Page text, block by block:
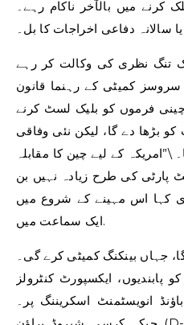
کرنے میں بالآخر ناکام رہے۔
سالانہ دفاعی اخراجات کا بل۔
تنگ نظری کی وکالت کر رہے
کمیٹی کے رہنما قانون
فرموں کو بلیک لسٹ کرنے
بڑھا دے گا، لیکن نئی وفاقی
\”امریکہ کے لیے چین کا مقابلہ
پارٹی کی طرح زیادہ نہیں بن
کہا اس مہینے کے شروع میں
ایک سماعت میں.
جہاں بینکنگ کمیٹی کرے گی۔
پابندیوں، ایکسپورٹ کنٹرولز
انویسٹمنٹ اسکریننگ پر۔